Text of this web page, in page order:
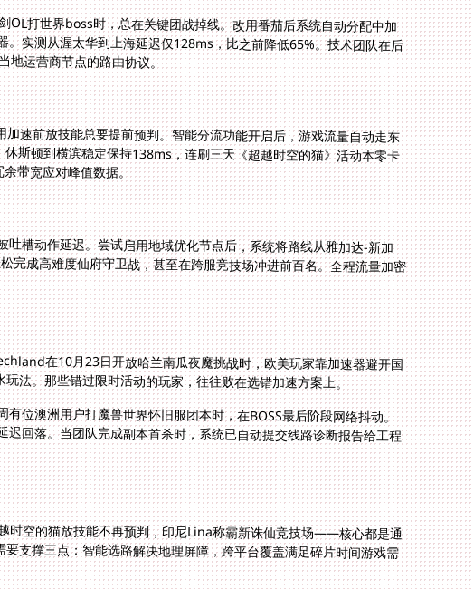
OL打世界boss时，总在关键团战掉线。改用番茄后系统自动分配中加
实测从渥太华到上海延迟仅128ms，比之前降低65%。技术团队在后
地运营商节点的路由协议。
速前放技能总要提前预判。智能分流功能开启后，游戏流量自动走东
斯顿到横滨稳定保持138ms，连刷三天《超越时空的猫》活动本零卡
带宽应对峰值数据。
槽动作延迟。尝试启用地域优化节点后，系统将路线从雅加达-新加
成高难度仙府守卫战，甚至在跨服竞技场冲进前百名。全程流量加密
在10月23日开放哈兰南瓜夜魔挑战时，欧美玩家靠加速器避开国
法。那些错过限时活动的玩家，往往败在选错加速方案上。
位澳洲用户打魔兽世界怀旧服团本时，在BOSS最后阶段网络抖动。
回落。当团队完成副本首杀时，系统已自动提交线路诊断报告给工程
时空的猫放技能不再预判，印尼Lina称霸新诛仙竞技场——核心都是通
支撑三点：智能选路解决地理屏障，跨平台覆盖满足碎片时间游戏需